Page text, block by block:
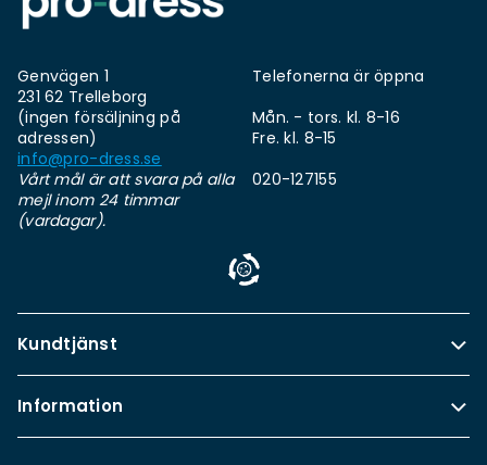
Genvägen 1
231 62 Trelleborg
(ingen försäljning på
adressen)
info@pro-dress.se
Vårt mål är att svara på alla
mejl inom 24 timmar
(vardagar).
Telefonerna är öppna
Mån. - tors. kl. 8-16
Fre. kl. 8-15
020-127155
Kundtjänst
Information